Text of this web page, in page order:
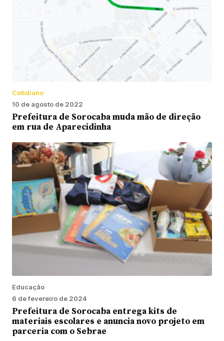
Cotidiano
10 de agosto de 2022
Prefeitura de Sorocaba muda mão de direção
em rua de Aparecidinha
Educação
6 de fevereiro de 2024
Prefeitura de Sorocaba entrega kits de
materiais escolares e anuncia novo projeto em
parceria com o Sebrae